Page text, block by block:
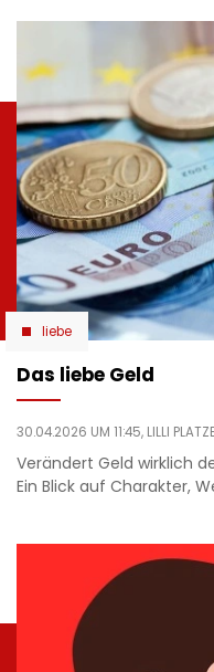
liebe
Das liebe Geld
30.04.2026 UM 11:45, LILLI
Verändert Geld wirklich
Ein Blick auf Charakter,